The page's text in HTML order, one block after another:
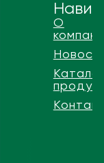
О
компании
Новости
Каталог